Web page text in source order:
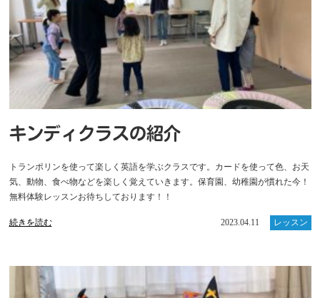
キンディクラスの紹介
トランポリンを使って楽しく英語を学ぶクラスです。カードを使って色、お天
気、動物、食べ物などを楽しく覚えていきます。保育園、幼稚園が慣れた今！
無料体験レッスンお待ちしております！！
続きを読む 2023.04.11 レッスン